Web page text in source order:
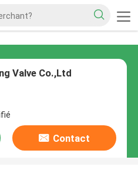
Valve Co.,Ltd
Contact